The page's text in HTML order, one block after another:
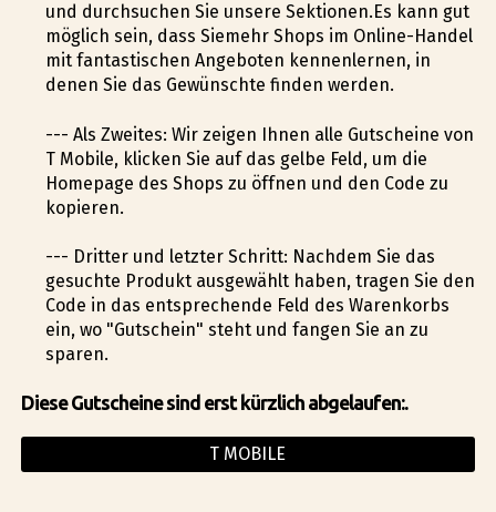
und durchsuchen Sie unsere Sektionen.Es kann gut
möglich sein, dass Siemehr Shops im Online-Handel
mit fantastischen Angeboten kennenlernen, in
denen Sie das Gewünschte finden werden.
--- Als Zweites: Wir zeigen Ihnen alle Gutscheine von
T Mobile, klicken Sie auf das gelbe Feld, um die
Homepage des Shops zu öffnen und den Code zu
kopieren.
--- Dritter und letzter Schritt: Nachdem Sie das
gesuchte Produkt ausgewählt haben, tragen Sie den
Code in das entsprechende Feld des Warenkorbs
ein, wo "Gutschein" steht und fangen Sie an zu
sparen.
Diese Gutscheine sind erst kürzlich abgelaufen:.
T MOBILE